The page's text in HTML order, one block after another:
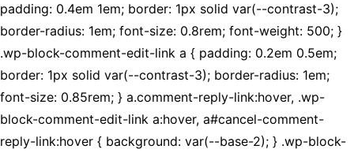
padding: 0.4em 1em; border: 1px solid var(--contrast-3);
border-radius: 1em; font-size: 0.8rem; font-weight: 500; }
.wp-block-comment-edit-link a { padding: 0.2em 0.5em;
border: 1px solid var(--contrast-3); border-radius: 1em;
font-size: 0.85rem; } a.comment-reply-link:hover, .wp-
block-comment-edit-link a:hover, a#cancel-comment-
reply-link:hover { background: var(--base-2); } .wp-block-